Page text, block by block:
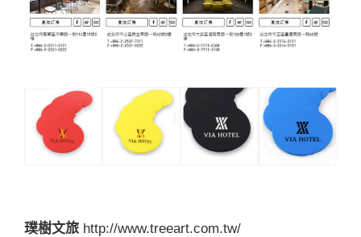
璞樹文旅 http://www.treeart.com.tw/